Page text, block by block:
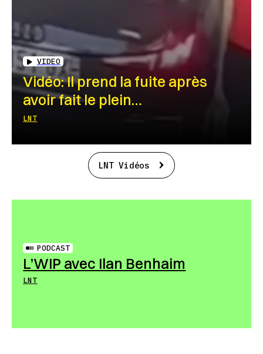
VIDEO
Vidéo: Il prend la fuite après
avoir fait le plein…
LNT
LNT Vidéos
PODCAST
L’WIP avec Ilan Benhaim
LNT